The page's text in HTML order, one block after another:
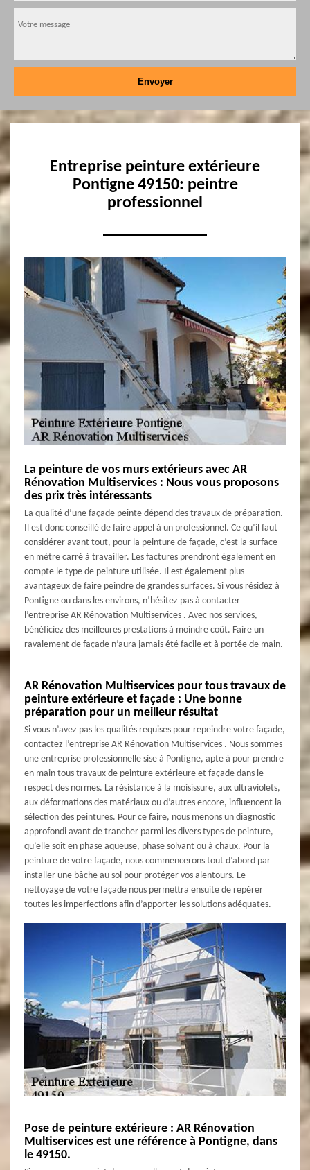
Entreprise peinture extérieure
Pontigne 49150: peintre
professionnel
La peinture de vos murs extérieurs avec AR
Rénovation Multiservices : Nous vous proposons
des prix très intéressants
La qualité d’une façade peinte dépend des travaux de préparation.
Il est donc conseillé de faire appel à un professionnel. Ce qu’il faut
considérer avant tout, pour la peinture de façade, c’est la surface
en mètre carré à travailler. Les factures prendront également en
compte le type de peinture utilisée. Il est également plus
avantageux de faire peindre de grandes surfaces. Si vous résidez à
Pontigne ou dans les environs, n’hésitez pas à contacter
l’entreprise AR Rénovation Multiservices . Avec nos services,
bénéficiez des meilleures prestations à moindre coût. Faire un
ravalement de façade n’aura jamais été facile et à portée de main.
AR Rénovation Multiservices pour tous travaux de
peinture extérieure et façade : Une bonne
préparation pour un meilleur résultat
Si vous n’avez pas les qualités requises pour repeindre votre façade,
contactez l’entreprise AR Rénovation Multiservices . Nous sommes
une entreprise professionnelle sise à Pontigne, apte à pour prendre
en main tous travaux de peinture extérieure et façade dans le
respect des normes. La résistance à la moisissure, aux ultraviolets,
aux déformations des matériaux ou d’autres encore, influencent la
sélection des peintures. Pour ce faire, nous menons un diagnostic
approfondi avant de trancher parmi les divers types de peinture,
qu’elle soit en phase aqueuse, phase solvant ou à chaux. Pour la
peinture de votre façade, nous commencerons tout d’abord par
installer une bâche au sol pour protéger vos alentours. Le
nettoyage de votre façade nous permettra ensuite de repérer
toutes les imperfections afin d’apporter les solutions adéquates.
Pose de peinture extérieure : AR Rénovation
Multiservices est une référence à Pontigne, dans
le 49150.